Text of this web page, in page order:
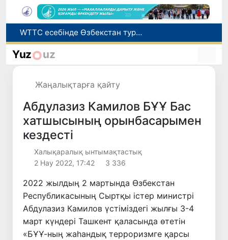
WTTC есебінде Өзбекстан туризмнің өсу қарқыны бойынша Орталық Азияда бірінші орынға шықты
Мүмкіндігі шектеулі талапкерлерге қабылдау емтихандарында қосымша уақыт беріледі
Yuz uz
Жаңалықтарға қайту
Абдулазиз Камилов БҰҰ Бас
хатшысының орынбасарымен
кездесті
Халықаралық ынтымақтастық
2 Нау 2022, 17:42
3 336
2022 жылдың 2 мартында Өзбекстан
Республикасының Сыртқы істер министрі
Абдулазиз Камилов үстіміздегі жылғы 3-4
март күндері Ташкент қаласында өтетін
«БҰҰ-ның жаһандық терроризмге қарсы